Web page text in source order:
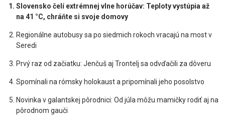
Slovensko čelí extrémnej vlne horúčav: Teploty vystúpia až
na 41 °C, chráňte si svoje domovy
Regionálne autobusy sa po siedmich rokoch vracajú na most v
Seredi
Prvý raz od začiatku: Jenčuš aj Trontelj sa odvďačili za dôveru
Spomínali na rómsky holokaust a pripomínali jeho posolstvo
Novinka v galantskej pôrodnici: Od júla môžu mamičky rodiť aj na
pôrodnom gauči